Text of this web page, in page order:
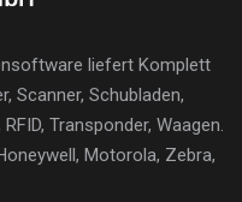
liefert Komplett
Scanner, Schubladen,
Transponder, Waagen.
Motorola, Zebra,